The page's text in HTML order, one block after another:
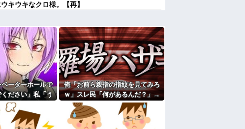
キウキなクロ様。【再】
→3時間、嫁との性行為時間→15分wwwwwwwww
院中で生活保護を受けてます。妻に酷いことばか
す。「働くから」「心を入れ替えるから」と言って
て
けど、「～とか～」「～とか考えて～」と何度も
った
ら結婚しても一切関わらなくていい」私「うん」
親と一切関わらない。結婚の挨拶にも行かない」
てみたよ
ーターホールで
ださい」私「う
んですけど…」→
開になり…
俺「お前ら親指の指紋を見てみろ
ｗ」スレ民「何があるんだ？」→
見た瞬間、思わず笑ってしまう人
が続出して…